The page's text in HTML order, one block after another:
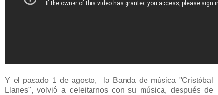
Y el pasado 1 de agosto, la Banda de música "Cristóbal
Llanes", volvió a deleitarnos con su música, después de